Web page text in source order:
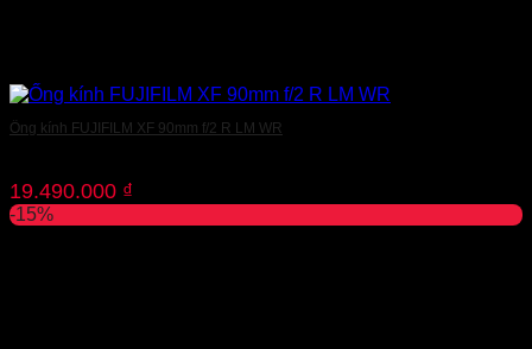
Ống kính FUJIFILM XF 90mm f/2 R LM WR
19.490.000 ₫
-15%